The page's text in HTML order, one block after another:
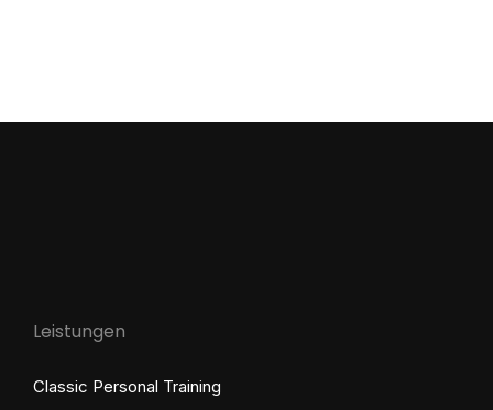
Leistungen
Classic Personal Training